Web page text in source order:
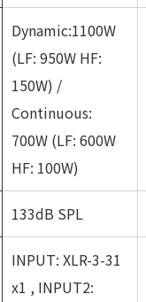
Dynamic:1100W
(LF: 950W HF:
150W) /
Continuous:
700W (LF: 600W
HF: 100W)
133dB SPL
INPUT: XLR-3-31
x1 , INPUT2: